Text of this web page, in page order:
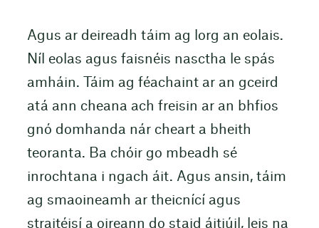
Agus ar deireadh táim ag lorg an eolais.
Níl eolas agus faisnéis nasctha le spás
amháin. Táim ag féachaint ar an gceird
atá ann cheana ach freisin ar an bhfios
gnó domhanda nár cheart a bheith
teoranta. Ba chóir go mbeadh sé
inrochtana i ngach áit. Agus ansin, táim
ag smaoineamh ar theicnící agus
straitéisí a oireann do staid áitiúil, leis na